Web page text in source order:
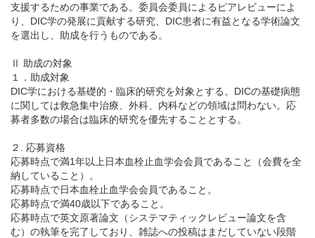
支援するための事業である。委員会委員によるピアレビューによ
り、DIC学の発展に貢献する研究、DIC患者に有益となる学術論文
を選出し、助成を行うものである。
Ⅱ 助成の対象
１．助成対象
DIC学における基礎的・臨床的研究を対象とする。DICの基礎病態
に関しては救急集中治療、外科、内科などの領域は問わない。応
募者多数の場合は臨床的研究を優先することとする。
２. 応募資格
応募時点で満1年以上日本血栓止血学会会員であること（会費を全
納していること）。
応募時点で日本血栓止血学会会員であること。
応募時点で満40歳以下であること。
応募時点で英文原著論文（システマティックレビュー論文を含
む）の執筆を完了しており、雑誌への投稿はまだしていない段階